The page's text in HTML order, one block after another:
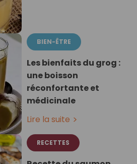
BIEN-ÊTRE
Les bienfaits du grog :
une boisson
réconfortante et
médicinale
Lire la suite
RECETTES